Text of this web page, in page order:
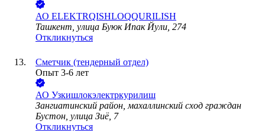
АО ELEKTRQISHLOQQURILISH
Ташкент, улица Буюк Ипак Йули, 274
Откликнуться
Сметчик (тендерный отдел)
Опыт 3-6 лет
АО Узкишлокэлектркурилиш
Зангиатинский район, махаллинский сход граждан
Бустон, улица Зиё, 7
Откликнуться